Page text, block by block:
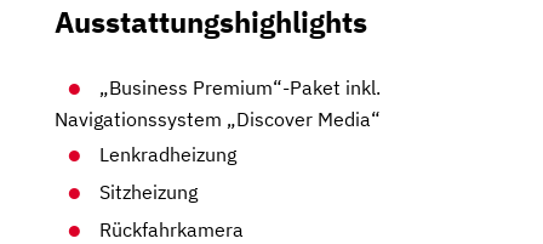
Ausstattungshighlights
„Business Premium“-Paket inkl.
Navigationssystem „Discover Media“
Lenkradheizung
Sitzheizung
Rückfahrkamera